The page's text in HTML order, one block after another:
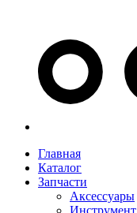
Главная
Каталог
Запчасти
Аксессуары
Инструмент